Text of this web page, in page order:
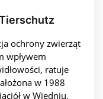
ochrony zwierząt
wpływem
ratuje
w 1988
w Wiedniu,